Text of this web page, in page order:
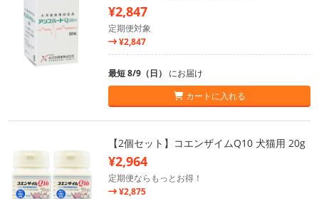
¥2,847
定期便対象
¥2,847
最短 8/9（日） にお届け
カートに入れる
【2個セット】コエンザイムQ10 犬猫用 20g
¥2,964
定期便ならもっとお得！
¥2,875